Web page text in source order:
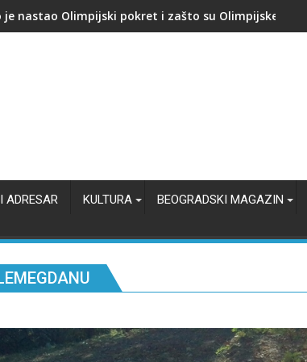
kupuje proizvođača AI čipova: Počinje nova bitka za
ADRESAR KULTURA BEOGRADSKI MAGAZIN